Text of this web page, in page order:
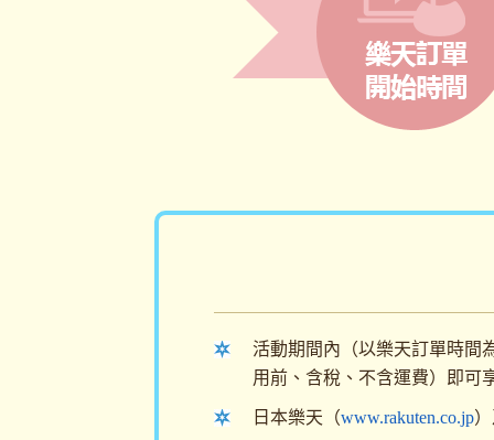
活動期間內（以樂天訂單時間
用前、含稅、不含運費）即可
日本樂天（www.rakuten.co.jp